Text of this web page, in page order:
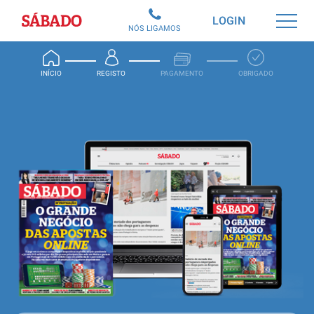
Sábado
INÍCIO REGISTO PAGAMENTO OBRIGADO
LOGIN
NÓS LIGAMOS